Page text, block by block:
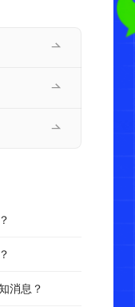
消息？